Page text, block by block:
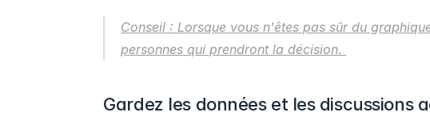
Conseil : Lorsque vous n'êtes pas sûr du
personnes qui prendront la décision.
Gardez les données et les discussions